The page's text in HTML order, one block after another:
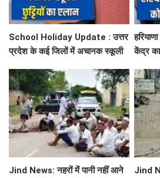
School Holiday Update : उत्तर
प्रदेश के कई जिलों में अचानक स्कूली
सटीक जानकारी
केंद्र का
Jind News: नहरों में पानी नहीं आने
Jind